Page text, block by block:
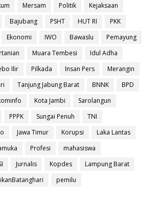
Mersam Politik
Kejaksaan
Bajubang PSHT HUT RI
PKK
Ekonomi IWO Bawaslu
Pemayung
Muara Tembesi
Idul Adha
Ilir Pilkada Insan Pers
Merangin
Tanjung Jabung Barat BNNK
BPD
Kota Jambi
Sarolangun
PPPK Sungai Penuh
TNI
Jawa Timur Korupsi
Laka Lantas
Profesi
mahasiswa
Jurnalis Kopdes
Lampung Barat
pemilu